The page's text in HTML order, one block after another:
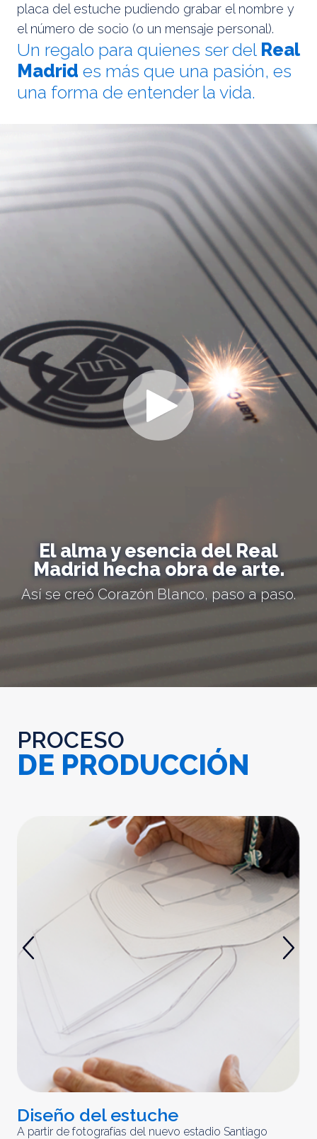
placa del estuche pudiendo grabar el nombre y
el número de socio (o un mensaje personal).
Un regalo para quienes ser del Real
Madrid es más que una pasión, es
una forma de entender la vida.
El alma y esencia del Real
Madrid hecha obra de arte.
Así se creó Corazón Blanco, paso a paso.
PROCESO
DE PRODUCCIÓN
Diseño del estuche
A partir de fotografías del nuevo estadio Santiago